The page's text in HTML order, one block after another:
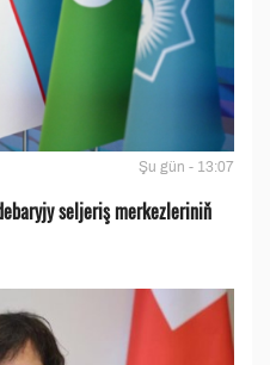
Şu gün - 13:07
seljeriş merkezleriniň